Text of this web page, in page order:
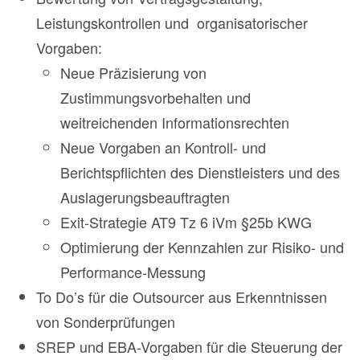
Leistungskontrollen und organisatorischer
Vorgaben:
Neue Präzisierung von
Zustimmungsvorbehalten und
weitreichenden Informationsrechten
Neue Vorgaben an Kontroll- und
Berichtspflichten des Dienstleisters und des
Auslagerungsbeauftragten
Exit-Strategie AT9 Tz 6 iVm §25b KWG
Optimierung der Kennzahlen zur Risiko- und
Performance-Messung
To Do’s für die Outsourcer aus Erkenntnissen
von Sonderprüfungen
SREP und EBA-Vorgaben für die Steuerung der